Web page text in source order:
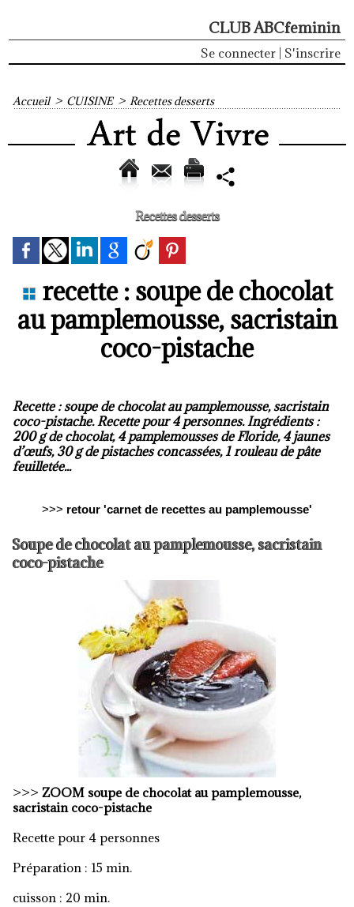
CLUB ABCfeminin
Se connecter S'inscrire
Accueil > CUISINE > Recettes desserts
Recettes desserts
recette : soupe de chocolat
au pamplemousse, sacristain
coco-pistache
Recette : soupe de chocolat au pamplemousse, sacristain
coco-pistache. Recette pour 4 personnes. Ingrédients :
200 g de chocolat, 4 pamplemousses de Floride, 4 jaunes
d’œufs, 30 g de pistaches concassées, 1 rouleau de pâte
feuilletée...
>>> retour 'carnet de recettes au pamplemousse'
Soupe de chocolat au pamplemousse, sacristain
coco-pistache
>>> ZOOM soupe de chocolat au pamplemousse,
sacristain coco-pistache
Recette pour 4 personnes
Préparation : 15 min.
cuisson : 20 min.